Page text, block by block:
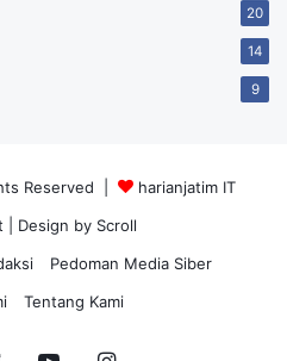
20
14
9
Reserved |
harianjatim IT
| Design by Scroll
Pedoman Media Siber
Tentang Kami